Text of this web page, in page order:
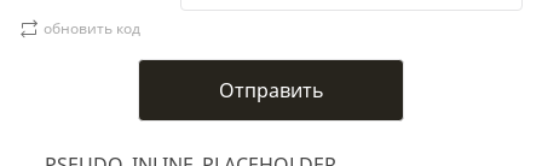
обновить код